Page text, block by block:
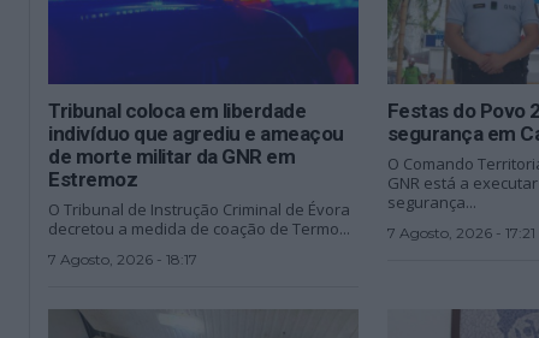
Tribunal coloca em liberdade
indivíduo que agrediu e ameaçou
de morte militar da GNR em
Estremoz
O Tribunal de Instrução Criminal de Évora
decretou a medida de coação de Termo...
7 Agosto, 2026 - 18:17
Festas do Povo
segurança em
O Comando
GNR está a
segurança...
7 Agosto, 2026 - 17:21